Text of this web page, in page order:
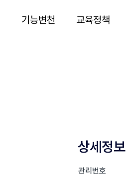
기능변천 교육정책
상세정보
관리번호